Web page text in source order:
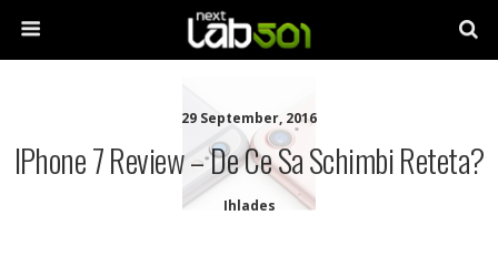
29 September, 2016
IPhone 7 Review – De Ce Sa Schimbi Reteta?
Ihlades